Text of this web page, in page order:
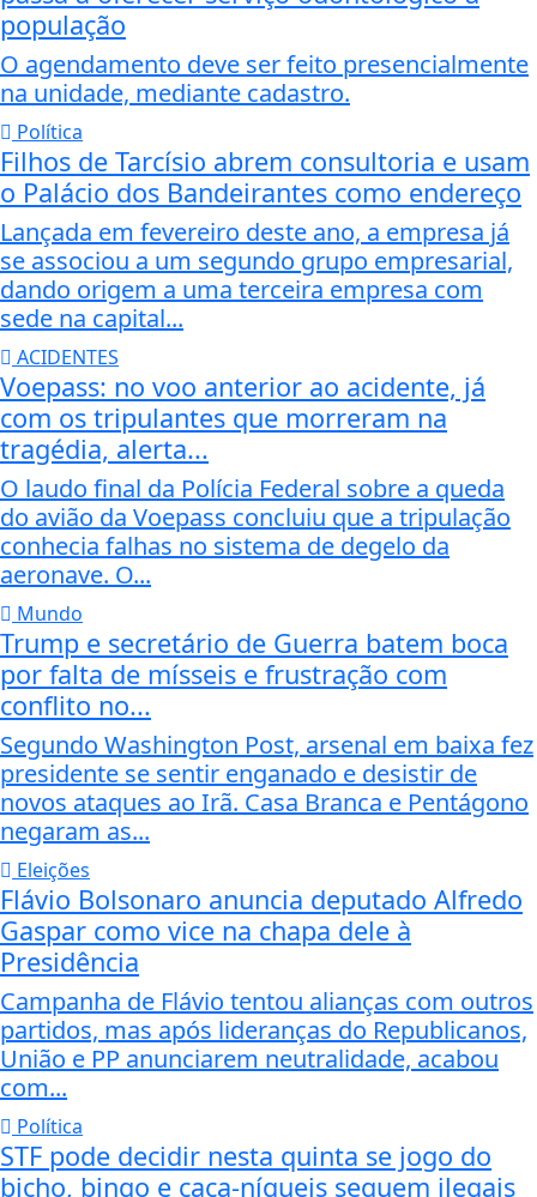
população
O agendamento deve ser feito presencialmente
na unidade, mediante cadastro.
Política
Filhos de Tarcísio abrem consultoria e usam
o Palácio dos Bandeirantes como endereço
Lançada em fevereiro deste ano, a empresa já
se associou a um segundo grupo empresarial,
dando origem a uma terceira empresa com
sede na capital...
ACIDENTES
Voepass: no voo anterior ao acidente, já
com os tripulantes que morreram na
tragédia, alerta...
O laudo final da Polícia Federal sobre a queda
do avião da Voepass concluiu que a tripulação
conhecia falhas no sistema de degelo da
aeronave. O...
Mundo
Trump e secretário de Guerra batem boca
por falta de mísseis e frustração com
conflito no...
Segundo Washington Post, arsenal em baixa fez
presidente se sentir enganado e desistir de
novos ataques ao Irã. Casa Branca e Pentágono
negaram as...
Eleições
Flávio Bolsonaro anuncia deputado Alfredo
Gaspar como vice na chapa dele à
Presidência
Campanha de Flávio tentou alianças com outros
partidos, mas após lideranças do Republicanos,
União e PP anunciarem neutralidade, acabou
com...
Política
STF pode decidir nesta quinta se jogo do
bicho, bingo e caça-níqueis seguem ilegais